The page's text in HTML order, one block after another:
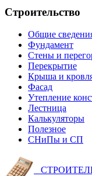
Строительство
Общие
Фундамент
Стены и
Перекрытие
Крыша и
Фасад
Утепление
Лестница
Калькуляторы
Полезное
СНиПы и СП